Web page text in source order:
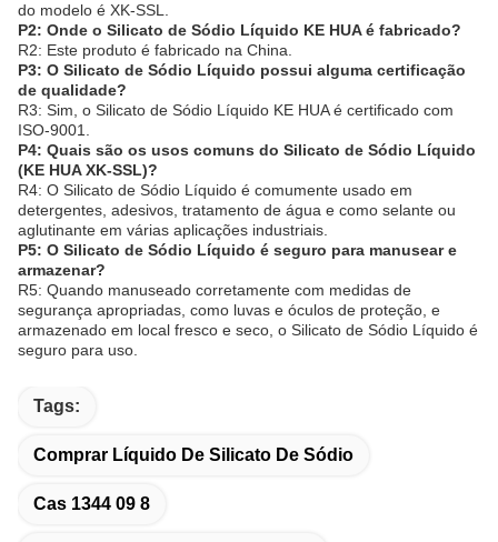
do modelo é XK-SSL.
P2: Onde o Silicato de Sódio Líquido KE HUA é fabricado?
R2: Este produto é fabricado na China.
P3: O Silicato de Sódio Líquido possui alguma certificação
de qualidade?
R3: Sim, o Silicato de Sódio Líquido KE HUA é certificado com
ISO-9001.
P4: Quais são os usos comuns do Silicato de Sódio Líquido
(KE HUA XK-SSL)?
R4: O Silicato de Sódio Líquido é comumente usado em
detergentes, adesivos, tratamento de água e como selante ou
aglutinante em várias aplicações industriais.
P5: O Silicato de Sódio Líquido é seguro para manusear e
armazenar?
R5: Quando manuseado corretamente com medidas de
segurança apropriadas, como luvas e óculos de proteção, e
armazenado em local fresco e seco, o Silicato de Sódio Líquido é
seguro para uso.
Tags:
Comprar Líquido De Silicato De Sódio
Cas 1344 09 8